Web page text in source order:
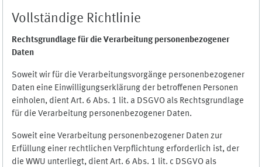
Vollständige Richtlinie
Rechtsgrundlage für die Verarbeitung personenbezogener
Daten
Soweit wir für die Verarbeitungsvorgänge personenbezogener
Daten eine Einwilligungserklärung der betroffenen Personen
einholen, dient Art. 6 Abs. 1 lit. a DSGVO als Rechtsgrundlage
für die Verarbeitung personenbezogener Daten.
Soweit eine Verarbeitung personenbezogener Daten zur
Erfüllung einer rechtlichen Verpflichtung erforderlich ist, der
die WWU unterliegt, dient Art. 6 Abs. 1 lit. c DSGVO als